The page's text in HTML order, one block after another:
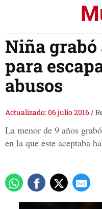
Niña grabó
para
abusos
Actualizado: 06 julio 2016/
La menor de 9 años
en la que este aceptaba